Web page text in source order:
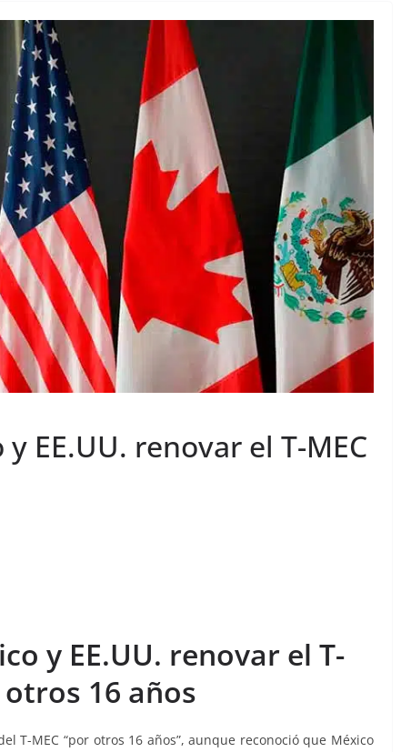
EE.UU. renovar el T-MEC
y EE.UU. renovar el T-
otros 16 años
T-MEC “por otros 16 años”, aunque reconoció que México